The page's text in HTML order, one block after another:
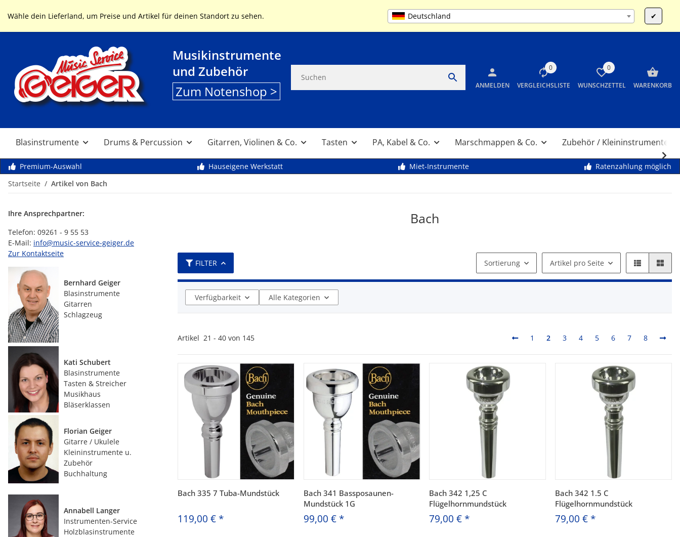
Wähle dein Lieferland, um Preise und Artikel für deinen Standort zu sehen. Deutschland ✔
Service & Hilfe MO-FR 9:00 bis 13:00 und 14:00 bis 17:30 Uhr SA 10:00 bis 12:00 Uhr
Musikinstrumente
und Zubehör
Zum Notenshop >
ANMELDEN
0
VERGLEICHSLISTE
0
WUNSCHZETTEL WARENKORB
Blasinstrumente Drums & Percussion Gitarren, Violinen & Co. Tasten PA, Kabel & Co. Marschmappen & Co. Zubehör / Kleininstrumente
Premium-Auswahl Hauseigene Werkstatt Miet-Instrumente
Ratenzahlung möglich
Startseite
Artikel von Bach
Bach
FILTER Sortierung Artikel pro Seite
Verfügbarkeit Alle Kategorien
Artikel 21 - 40 von 145 1 2 3 4 5 6 7 8
Bach 335 7 Tuba-Mundstück
119,00 € *
Bach 341 Bassposaunen-
Mundstück 1G
99,00 € *
Bach 342 1,25 C
Flügelhornmundstück
79,00 € *
Bach 342 1.5 C
Flügelhornmundstück
79,00 € *
Ihre Ansprechpartner:
Telefon: 09261 - 9 55 53
E-Mail: info@music-service-geiger.de
Zur Kontaktseite
Bernhard Geiger
Blasinstrumente
Gitarren
Schlagzeug
Kati Schubert
Blasinstrumente
Tasten & Streicher
Musikhaus
Bläserklassen
Florian Geiger
Gitarre / Ukulele
Kleininstrumente u.
Zubehör
Buchhaltung
Annabell Langer
Instrumenten-Service
Holzblasinstrumente